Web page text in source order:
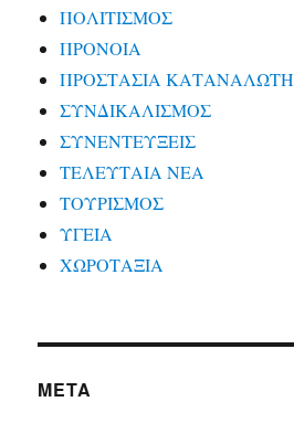
ΠΟΛΙΤΙΣΜΟΣ
ΠΡΟΝΟΙΑ
ΠΡΟΣΤΑΣΙΑ ΚΑΤΑΝΑΛΩΤΗ
ΣΥΝΔΙΚΑΛΙΣΜΟΣ
ΣΥΝΕΝΤΕΥΞΕΙΣ
ΤΕΛΕΥΤΑΙΑ ΝΕΑ
ΤΟΥΡΙΣΜΟΣ
ΥΓΕΙΑ
ΧΩΡΟΤΑΞΙΑ
META